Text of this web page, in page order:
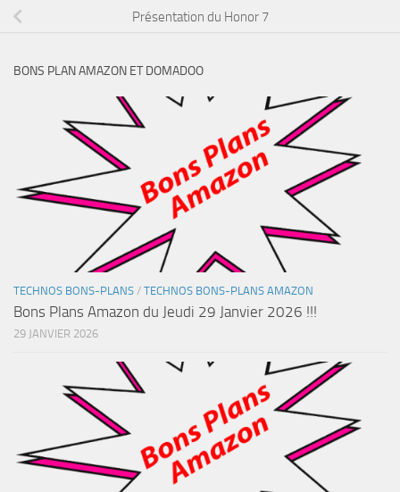
Présentation du Honor 7
BONS PLAN AMAZON ET DOMADOO
TECHNOS BONS-PLANS / TECHNOS BONS-PLANS AMAZON
Bons Plans Amazon du Jeudi 29 Janvier 2026 !!!
29 JANVIER 2026